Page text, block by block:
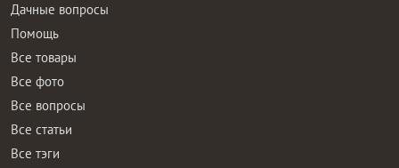
Дачные вопросы
Помощь
Все товары
Все фото
Все вопросы
Все статьи
Все тэги